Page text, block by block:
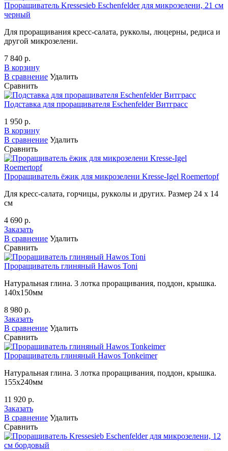
Проращиватель Kressesieb Eschenfelder для микрозелени, 21 см
черный
Для проращивания кресс-салата, рукколы, люцерны, редиса и
другой микрозелени.
7 840 р.
В корзину
В сравнение Удалить
Сравнить
Подставка для проращивателя Eschenfelder Витграсс
1 950 р.
В корзину
В сравнение Удалить
Сравнить
Проращиватель ёжик для микрозелени Kresse-Igel Roemertopf
Для кресс-салата, горчицы, рукколы и других. Размер 24 х 14
см
4 690 р.
Заказать
В сравнение Удалить
Сравнить
Проращиватель глиняный Hawos Toni
Натуральная глина. 3 лотка проращивания, поддон, крышка.
140х150мм
8 980 р.
Заказать
В сравнение Удалить
Сравнить
Проращиватель глиняный Hawos Tonkeimer
Натуральная глина. 3 лотка проращивания, поддон, крышка.
155х240мм
11 920 р.
Заказать
В сравнение Удалить
Сравнить